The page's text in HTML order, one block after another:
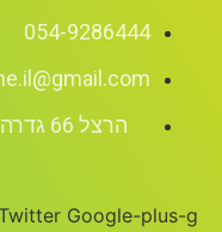
054-
Facebook-f Twitter